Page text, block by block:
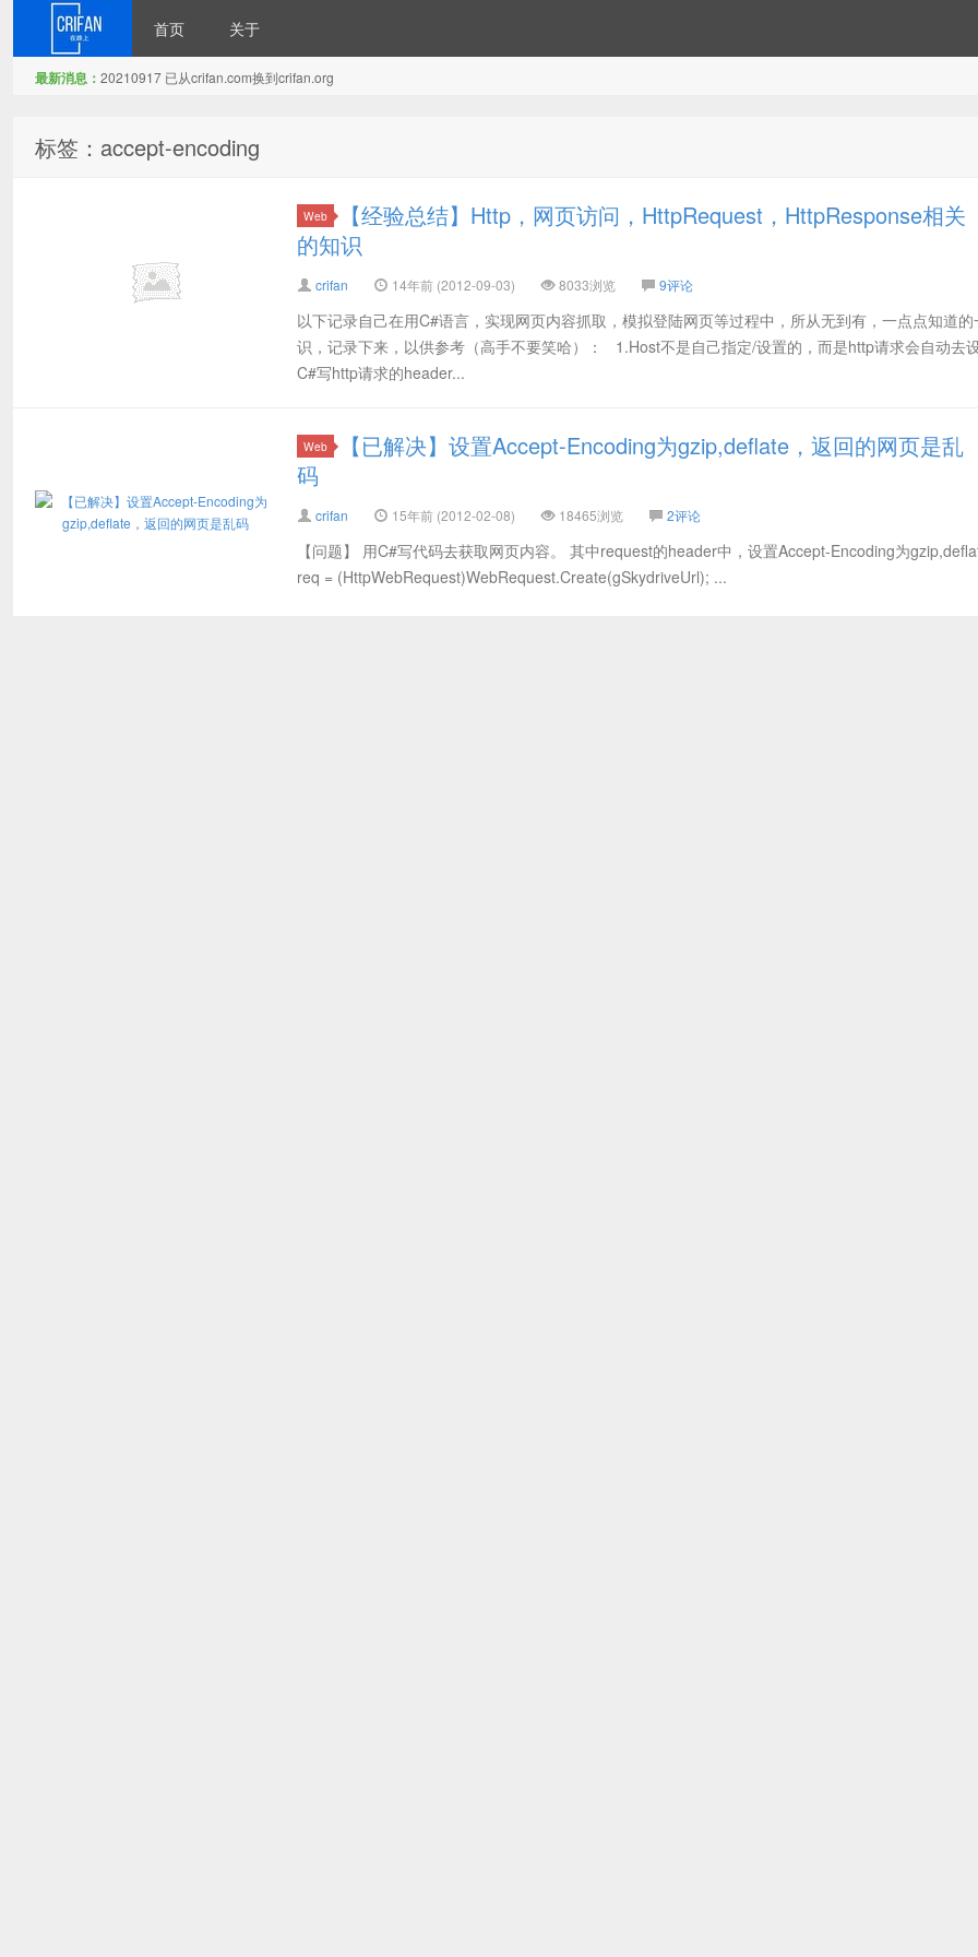
首页 关于
最新消息： 20210917 已从crifan.com换到crifan.org
标签：accept-encoding
Web
【经验总结】Http，网页访问，HttpRequest，HttpResponse相关
的知识
crifan 14年前 (2012-09-03) 8033浏览 9评论
以下记录自己在用C#语言，实现网页内容抓取，模拟登陆网页等过程中，所从无到有，一点点知道
识，记录下来，以供参考（高手不要笑哈）： 1.Host不是自己指定/设置的，而是http请求会自动去
C#写http请求的header...
Web
【已解决】设置Accept-Encoding为gzip,deflate，返回的网页是乱
码
crifan 15年前 (2012-02-08) 18465浏览 2评论
【问题】 用C#写代码去获取网页内容。 其中request的header中，设置Accept-Encoding为
req = (HttpWebRequest)WebRequest.Create(gSkydriveUrl); ...